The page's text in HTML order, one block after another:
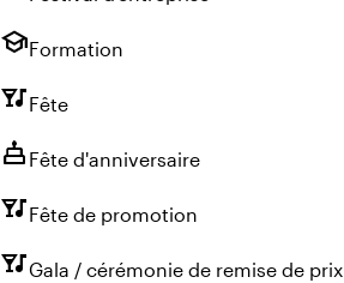
schoolFormation
nightlifeFête
cake Fête d'anniversaire
nightlifeFête de promotion
nightlifeGala / cérémonie de remise de prix